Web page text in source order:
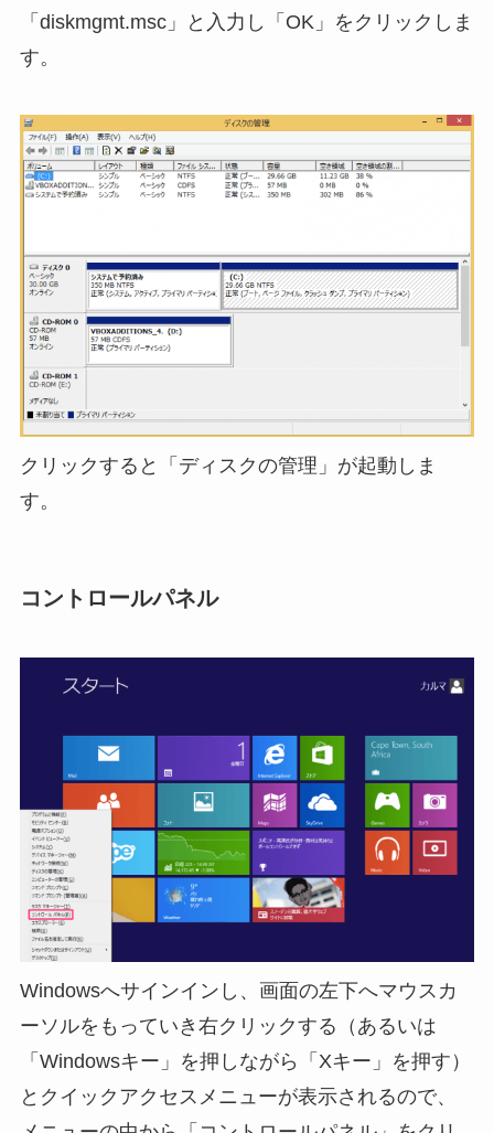
「diskmgmt.msc」と入力し「OK」をクリックしま
す。
クリックすると「ディスクの管理」が起動しま
す。
コントロールパネル
Windowsへサインインし、画面の左下へマウスカ
ーソルをもっていき右クリックする（あるいは
「Windowsキー」を押しながら「Xキー」を押す）
とクイックアクセスメニューが表示されるので、